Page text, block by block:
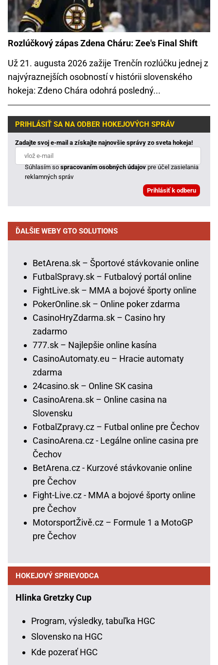
Rozlúčkový zápas Zdena Cháru: Zee's Final Shift
Už 21. augusta 2026 zažije Trenčín rozlúčku jednej z
najvýraznejších osobností v histórii slovenského
hokeja: Zdeno Chára odohrá posledný...
PRIHLÁSIŤ SA NA ODBER HOKEJOVÝCH SPRÁV
Zadajte svoj e-mail a získajte najnovšie správy zo sveta hokeja!
Súhlasím sospracovaním osobných údajovpre účel zasielania
reklamných správ
ĎALŠIE WEBY GTO SOLUTIONS
BetArena.sk – Športové stávkovanie online
FutbalSpravy.sk – Futbalový portál online
FightLive.sk – MMA a bojové športy online
PokerOnline.sk – Online poker zdarma
CasinoHryZdarma.sk – Casino hry
zadarmo
777.sk – Najlepšie online kasína
CasinoAutomaty.eu – Hracie automaty
zdarma
24casino.sk – Online SK casina
CasinoArena.sk – Online casina na
Slovensku
FotbalZpravy.cz – Futbal online pre Čechov
CasinoArena.cz - Legálne online casina pre
Čechov
BetArena.cz - Kurzové stávkovanie online
pre Čechov
Fight-Live.cz - MMA a bojové športy online
pre Čechov
MotorsportŽivě.cz – Formule 1 a MotoGP
pre Čechov
HOKEJOVÝ SPRIEVODCA
Hlinka Gretzky Cup
Program, výsledky, tabuľka HGC
Slovensko na HGC
Kde pozerať HGC